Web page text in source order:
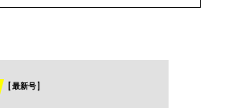
[ 最新号 ]